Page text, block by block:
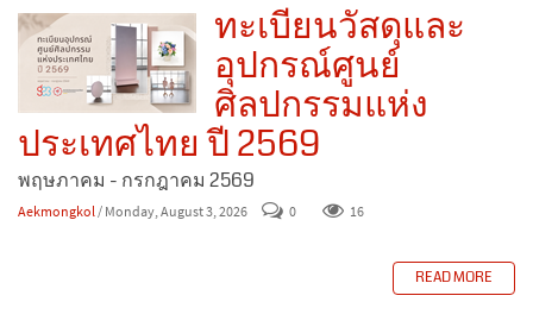
ทะเบียนวัสดุและ
อุปกรณ์ศูนย์
ศิลปกรรมแห่ง
ประเทศไทย ปี 2569
พฤษภาคม - กรกฎาคม 2569
Aekmongkol / Monday, August 3, 2026 0 16
READ MORE